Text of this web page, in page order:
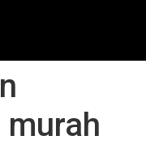
murah